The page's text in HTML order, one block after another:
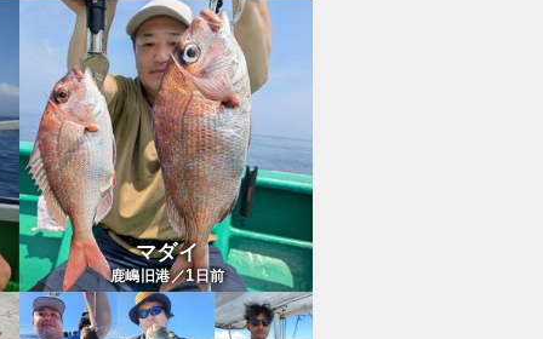
マダイ
鹿嶋旧港／1日前